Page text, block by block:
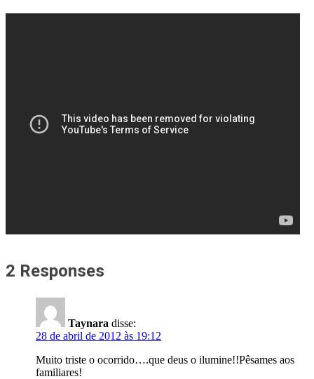
2 Responses
Taynara disse:
28 de abril de 2012 às 19:12
Muito triste o ocorrido….que deus o ilumine!!Pêsames aos
familiares!